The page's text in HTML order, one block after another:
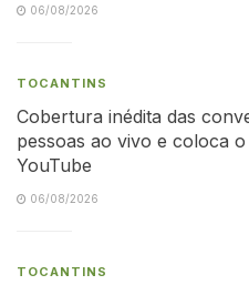
06/08/2026
TOCANTINS
Cobertura inédita das
pessoas ao vivo e coloca
YouTube
06/08/2026
TOCANTINS